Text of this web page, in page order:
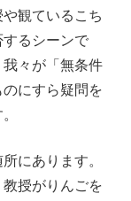
観ているこち
るシーンで
々が「無条件
にすら疑問を
にあります。
授がりんごを